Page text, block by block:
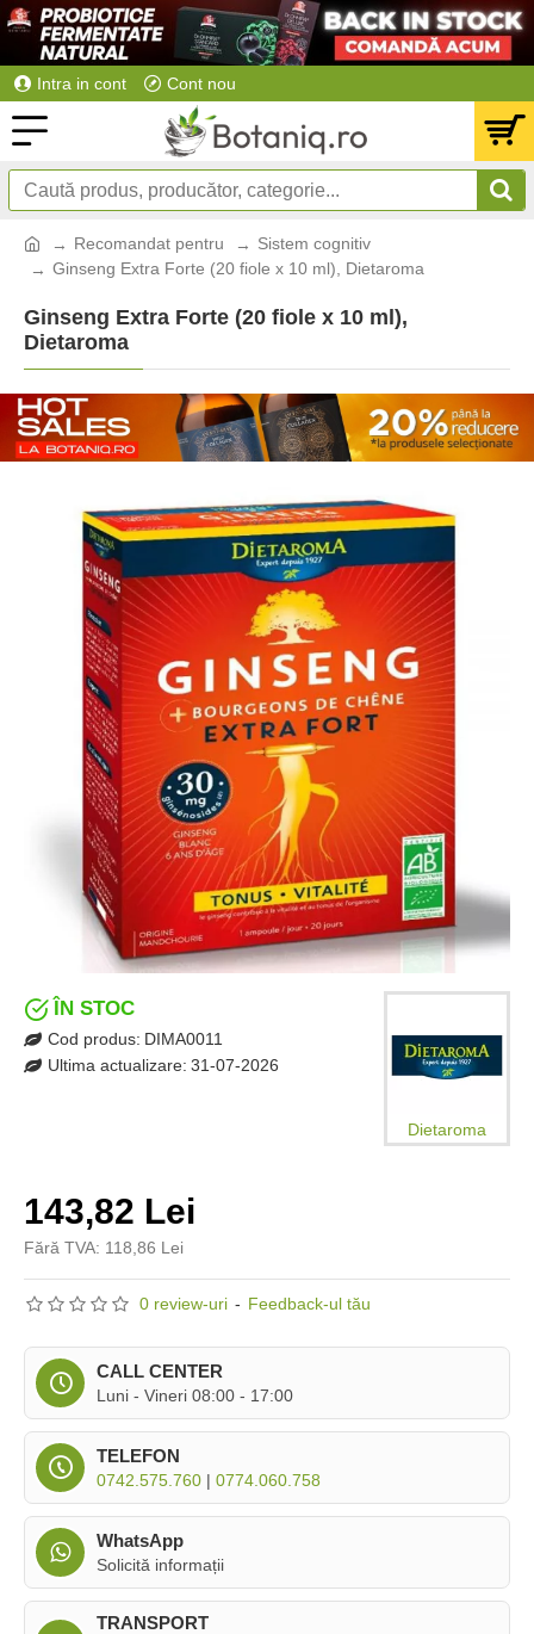
Intra in cont Cont nou
Recomandat pentru
Sistem cognitiv
Ginseng Extra Forte (20 fiole x 10 ml), Dietaroma
Ginseng Extra Forte (20 fiole x 10 ml),
Dietaroma
0 review-uri - Feedback-ul tău
143,82 Lei
Fără TVA: 118,86 Lei
ÎN STOC
Cod produs: DIMA0011
Ultima actualizare: 31-07-2026
Dietaroma
CALL CENTER
Luni - Vineri 08:00 - 17:00
TELEFON
0742.575.760 | 0774.060.758
WhatsApp
Solicită informații
TRANSPORT